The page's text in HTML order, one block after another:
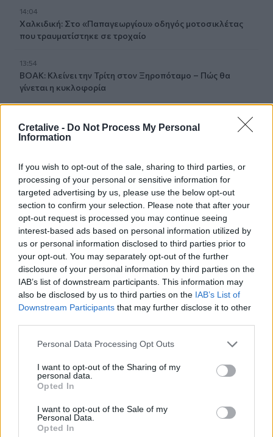
Cretalive - Do Not Process My Personal
Information
If you wish to opt-out of the sale, sharing to third parties, or
processing of your personal or sensitive information for
targeted advertising by us, please use the below opt-out
section to confirm your selection. Please note that after your
opt-out request is processed you may continue seeing
interest-based ads based on personal information utilized by
us or personal information disclosed to third parties prior to
your opt-out. You may separately opt-out of the further
disclosure of your personal information by third parties on the
IAB’s list of downstream participants. This information may
also be disclosed by us to third parties on the IAB’s List of
Downstream Participants that may further disclose it to other
Personal Data Processing Opt Outs
I want to opt-out of the Sharing of my
personal data.
Opted In
I want to opt-out of the Sale of my
Personal Data.
Opted In
14:04
Χαλκιδική: Στο «Παπαγεωργίου» οδηγός μοτοσικλέτας
που τραυματίστηκε σε τροχαίο
13:54
ΒΟΑΚ: Κλείνει την Τρίτη στον Ξηροπόταμο – Πώς θα
γίνεται η κυκλοφορία
Γιατί να βάλετε φύλλα δάφνης στο πλυντήριο: Το μυστικό
που κερδίζει όλο και περισσότερους θαυμαστές
13:46
Παλαιό Φάληρο: Συνελήφθη ένα ακόμα μέλος της
ρωσόφωνης μαφίας
13:43
Κρήτη: Ο πολύ υψηλός κίνδυνος πυρκαγιάς "φέρνει"
απαγορεύσεις σε δάση και φαράγγια
13:28
Συναγερμός για τους ισχυρούς ανέμους – Το...
παράδειγμα της Κρήτης μετά τις δύσκολες πυρκαγιές
χώρα με 48 βαθμούς Κελσίου
ΥΠΕΘΑ: Μηνιαία επανεξέταση για τους Patriot στη